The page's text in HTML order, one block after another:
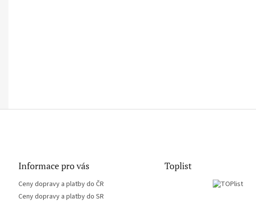
Informace pro vás
Ceny dopravy a platby do ČR
Ceny dopravy a platby do SR
Toplist